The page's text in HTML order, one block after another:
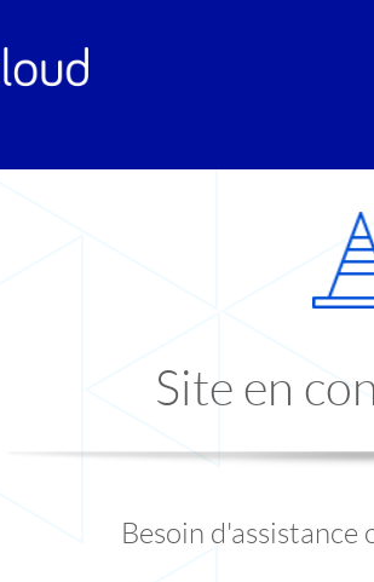
Site en
Besoin